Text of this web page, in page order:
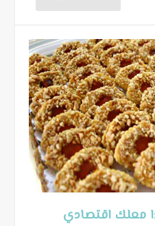
معلك اقتصادي